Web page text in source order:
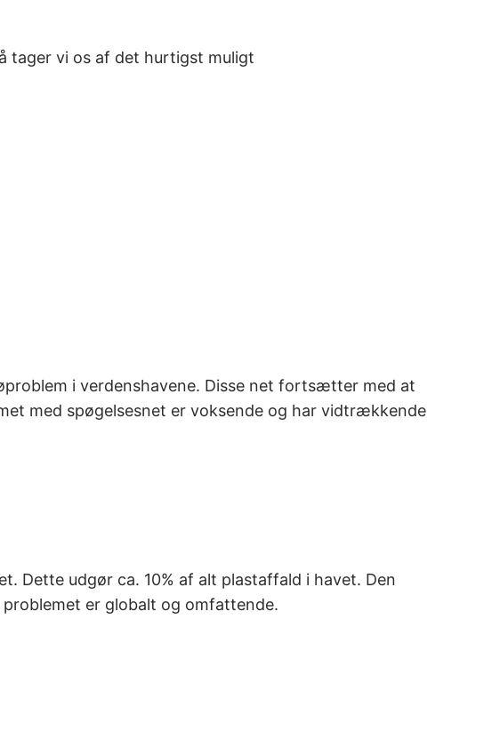
tager vi os af det hurtigst muligt
i verdenshavene. Disse net fortsætter med at
med spøgelsesnet er voksende og har vidtrækkende
Dette udgør ca. 10% af alt plastaffald i havet. Den
er globalt og omfattende.